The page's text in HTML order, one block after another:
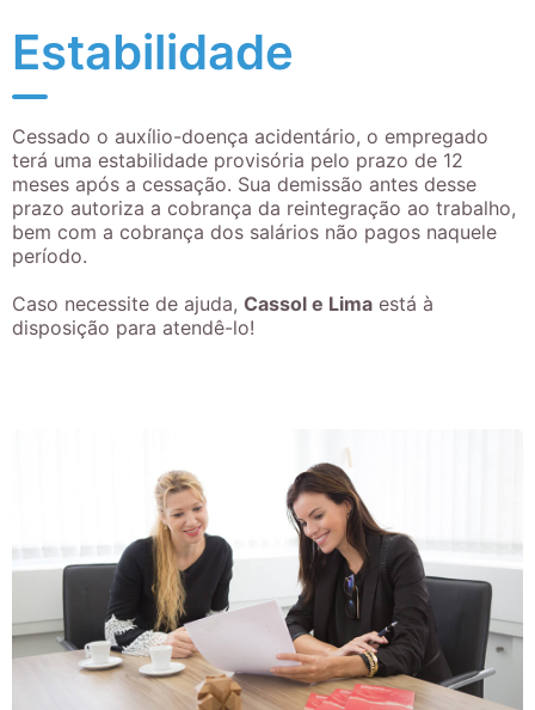
Estabilidade
Cessado o auxílio-doença acidentário, o empregado
terá uma estabilidade provisória pelo prazo de 12
meses após a cessação. Sua demissão antes desse
prazo autoriza a cobrança da reintegração ao trabalho,
bem com a cobrança dos salários não pagos naquele
período.
Caso necessite de ajuda, Cassol e Lima está à
disposição para atendê-lo!